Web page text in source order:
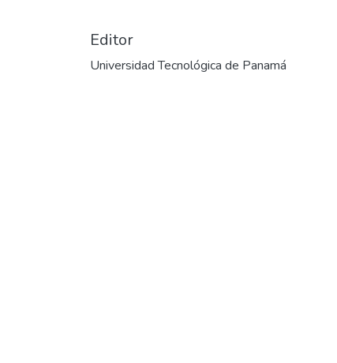
Editor
Universidad Tecnológica de Panamá